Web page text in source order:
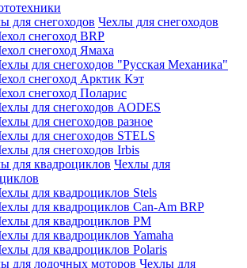
Чехлы для снегоходов
снегоход BRP
снегоход Ямаха
для снегоходов "Русская Механика"
снегоход Арктик Кэт
снегоход Поларис
для снегоходов AODES
для снегоходов разное
для снегоходов STELS
для снегоходов Irbis
Чехлы для
для квадроциклов Stels
для квадроциклов Can-Am BRP
для квадроциклов РМ
для квадроциклов Yamaha
для квадроциклов Polaris
Чехлы для